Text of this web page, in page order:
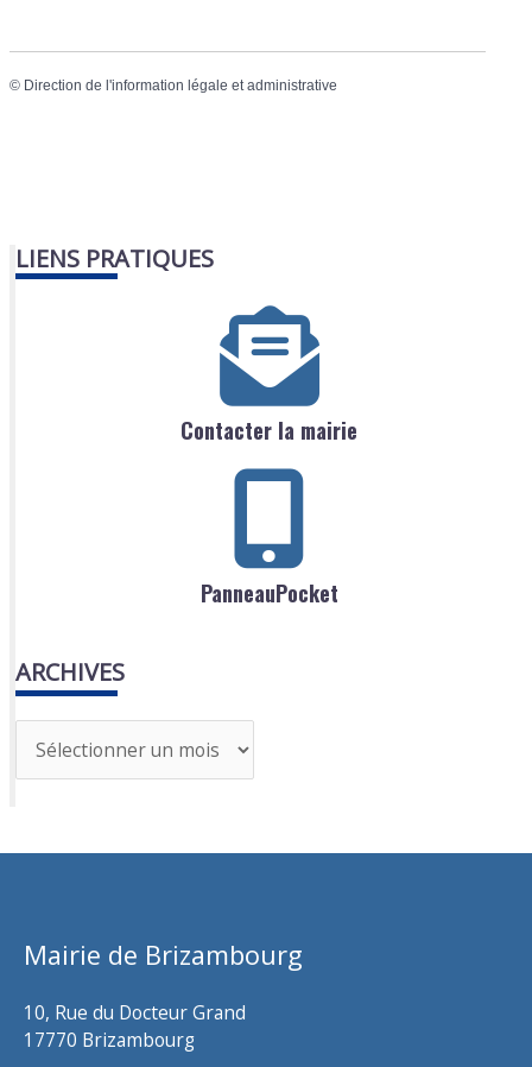
© Direction de l'information légale et administrative
LIENS PRATIQUES
Contacter la mairie
PanneauPocket
ARCHIVES
r
h
Mairie de Brizambourg
10, Rue du Docteur Grand
17770 Brizambourg